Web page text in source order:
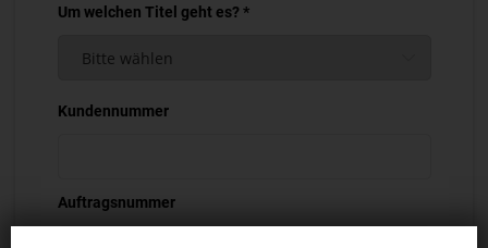
Um welchen Titel geht es? *
Kundennummer
Auftragsnummer